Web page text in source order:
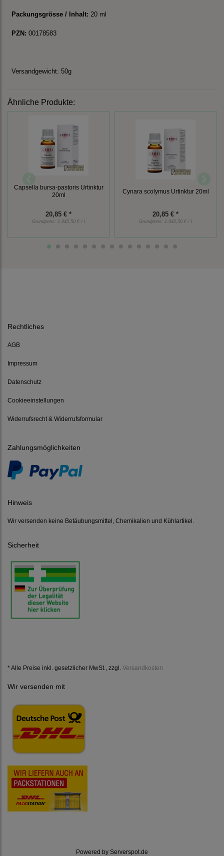
Packungsgrösse / Inhalt: 20 ml
PZN: 00178583
Versandgewicht: 50g
Ähnliche Produkte:
Capsella bursa-pastoris Urtinktur
20ml
20,85 € *
Grundpreis: 1.042,50 € / l
Cynara scolymus Urtinktur 20ml
20,85 € *
Grundpreis: 1.042,50 € / l
Rechtliches
AGB
Impressum
Datenschutz
Cookieeinstellungen
Widerrufsrecht & Widerrufsformular
Zahlungsmöglichkeiten
Hinweis
Wir versenden keine Betäubungsmittel, Chemikalien und Kühlartikel.
Sicherheit
* Alle Preise inkl. gesetzlicher MwSt., zzgl. Versandkosten
Wir versenden mit
Powered by Serverspot.de